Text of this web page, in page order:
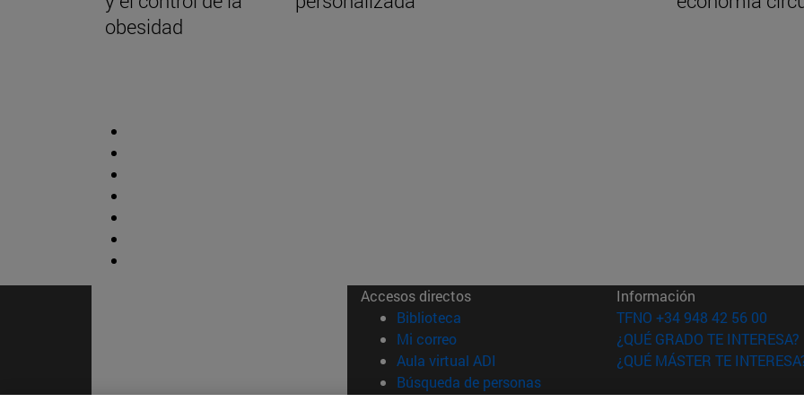
obesidad
Accesos directos
Biblioteca (abre en nueva ventana)
Mi correo(abre en nueva ventana)
Aula virtual ADI (abre en nueva ventana)
Búsqueda de personas(abre en nueva ventana)
Información
TFNO +34 948 42 56 00
¿QUÉ GRADO TE INTERESA?
¿QUÉ MÁSTER TE